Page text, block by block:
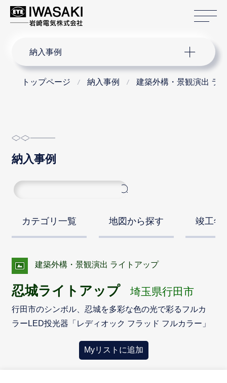
納入事例
トップページ 納入事例 建築外構・景観演出 ラ
納入事例
カテゴリ一覧 地図から探す 竣工年
建築外構・景観演出 ライトアップ
忍城ライトアップ 埼玉県行田市
行田市のシンボル、忍城を多彩な色の光で彩るフルカ
ラーLED投光器「レディオック フラッド フルカラー」
Myリストに追加